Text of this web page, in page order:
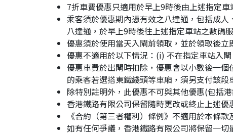
7折車費優惠只適用於早上9時後由上述指定
乘客須於優惠期內憑有效之八達通，包括成
八達通，於早上9時後往上述指定車站之數碼
優惠須於使用當天入閘前領取，並於領取後
優惠不適用於以下情況：(i) 不在指定車站入
優惠車費於出閘時扣除，優惠會以小數後一
的乘客若選搭東鐵綫頭等車廂，須另支付該段
除特別註明外，此優惠不可與其他優惠(包括
香港鐵路有限公司保留隨時更改或終止上述優
《合約（第三者權利）條例》不適用於本條款
如有任何爭議，香港鐵路有限公司將保留一切